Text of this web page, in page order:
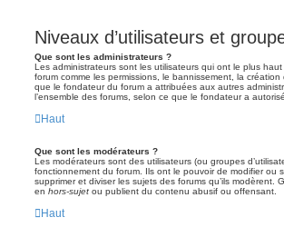
Niveaux d’utilisateurs et
Que sont les administrateurs ?
Les administrateurs sont les utilisateurs qui ont le plus
forum comme les permissions, le bannissement, la
que le fondateur du forum a attribuées aux autres
l’ensemble des forums, selon ce que le fondateur a autorisé.
Haut
Que sont les modérateurs ?
Les modérateurs sont des utilisateurs (ou groupes
fonctionnement du forum. Ils ont le pouvoir de modifier ou
supprimer et diviser les sujets des forums qu’ils
en hors-sujet ou publient du contenu abusif ou offensant.
Haut